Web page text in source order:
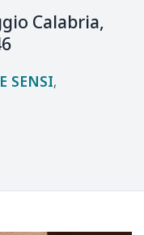
Calabria,
SENSI